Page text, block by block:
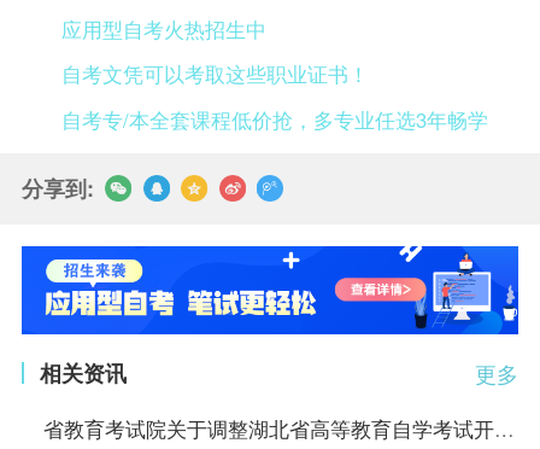
应用型自考火热招生中
自考文凭可以考取这些职业证书！
自考专/本全套课程低价抢，多专业任选3年畅学
分享到:
更多
相关资讯
省教育考试院关于调整湖北省高等教育自学考试开考专业考试计划的通告